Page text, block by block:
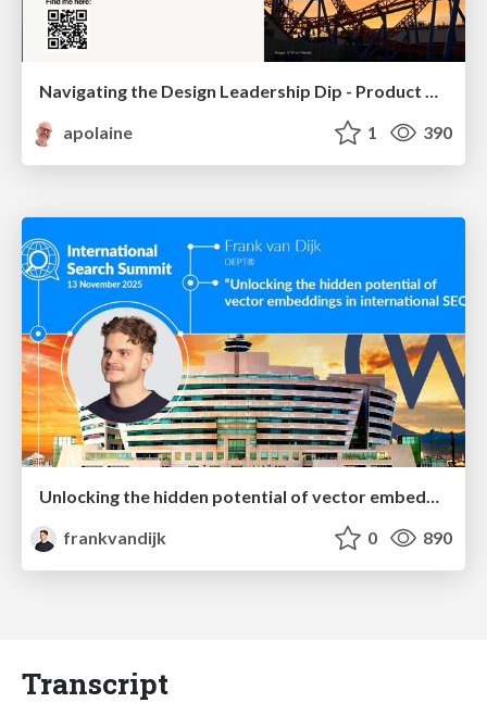
Navigating the Design Leadership Dip - Product Design Week Design Leaders+ Conference 2024
apolaine
1 390
frankvandijk
0 890
Transcript